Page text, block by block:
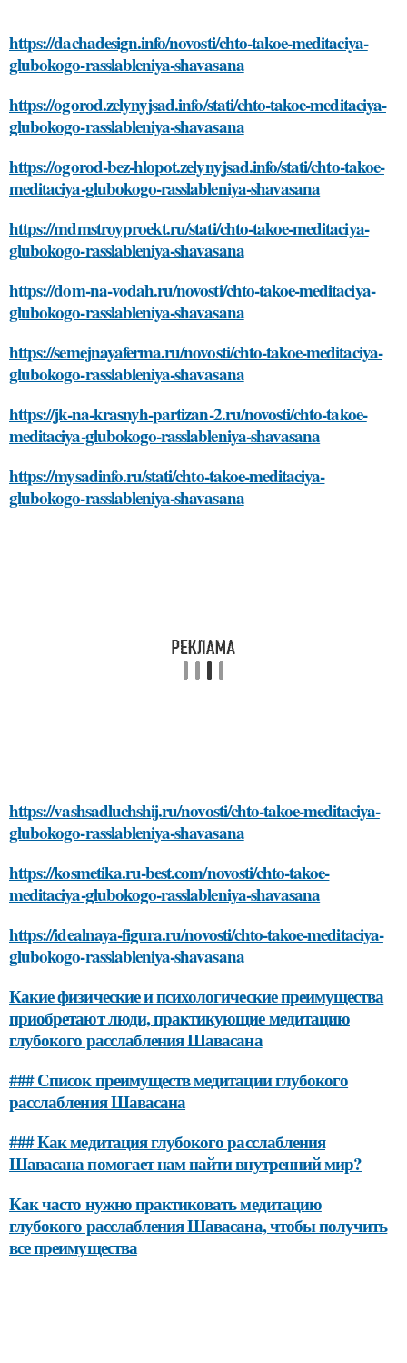
https://dachadesign.info/novosti/chto-takoe-meditaciya-
glubokogo-rasslableniya-shavasana
https://ogorod.zelynyjsad.info/stati/chto-takoe-meditaciya-
glubokogo-rasslableniya-shavasana
https://ogorod-bez-hlopot.zelynyjsad.info/stati/chto-takoe-
meditaciya-glubokogo-rasslableniya-shavasana
https://mdmstroyproekt.ru/stati/chto-takoe-meditaciya-
glubokogo-rasslableniya-shavasana
https://dom-na-vodah.ru/novosti/chto-takoe-meditaciya-
glubokogo-rasslableniya-shavasana
https://semejnayaferma.ru/novosti/chto-takoe-meditaciya-
glubokogo-rasslableniya-shavasana
https://jk-na-krasnyh-partizan-2.ru/novosti/chto-takoe-
meditaciya-glubokogo-rasslableniya-shavasana
https://mysadinfo.ru/stati/chto-takoe-meditaciya-
glubokogo-rasslableniya-shavasana
https://vashsadluchshij.ru/novosti/chto-takoe-meditaciya-
glubokogo-rasslableniya-shavasana
https://kosmetika.ru-best.com/novosti/chto-takoe-
meditaciya-glubokogo-rasslableniya-shavasana
https://idealnaya-figura.ru/novosti/chto-takoe-meditaciya-
glubokogo-rasslableniya-shavasana
Какие физические и психологические преимущества
приобретают люди, практикующие медитацию
глубокого расслабления Шавасана
### Список преимуществ медитации глубокого
расслабления Шавасана
### Как медитация глубокого расслабления
Шавасана помогает нам найти внутренний мир?
Как часто нужно практиковать медитацию
глубокого расслабления Шавасана, чтобы получить
все преимущества